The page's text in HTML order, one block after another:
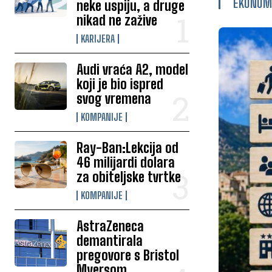
neke uspiju, a druge
nikad ne zažive
KARIJERA
Audi vraća A2, model
koji je bio ispred
svog vremena
KOMPANIJE
Ray-Ban:Lekcija od
46 milijardi dolara
za obiteljske tvrtke
KOMPANIJE
AstraZeneca
demantirala
pregovore s Bristol